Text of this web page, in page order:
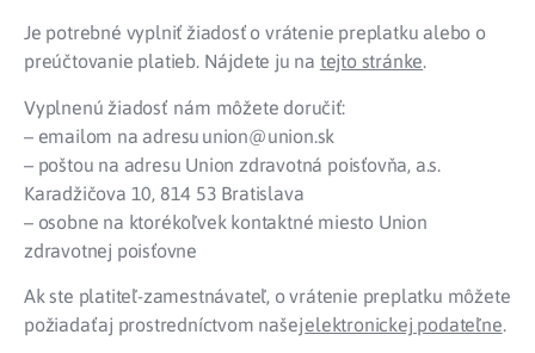
Je potrebné vyplniť žiadosť o vrátenie preplatku alebo o
preúčtovanie platieb. Nájdete ju na tejto stránke.
Vyplnenú žiadosť nám môžete doručiť:
– emailom na adresu union@union.sk
– poštou na adresu Union zdravotná poisťovňa, a.s.
Karadžičova 10, 814 53 Bratislava
– osobne na ktorékoľvek kontaktné miesto Union
zdravotnej poisťovne
Ak ste platiteľ-zamestnávateľ, o vrátenie preplatku môžete
požiadať aj prostredníctvom našejelektronickej podateľne.